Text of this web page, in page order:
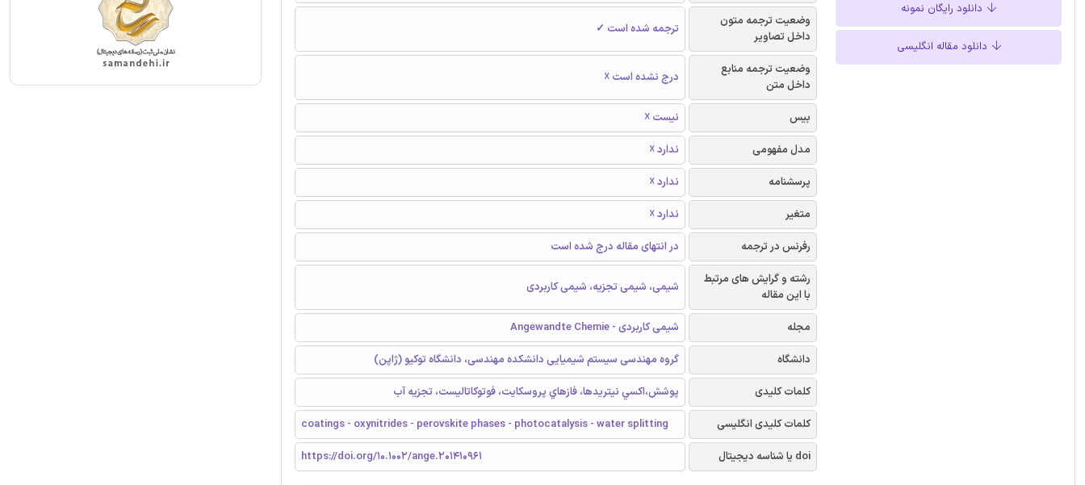
دانلود رایگان نمونه
دانلود مقاله انگلیسی
وضعیت ترجمه متون
داخل تصاویر
ترجمه شده است ✓
وضعیت ترجمه منابع
داخل متن
درج نشده است ☓
بیس
نیست ☓
مدل مفهومی
ندارد ☓
پرسشنامه
ندارد ☓
متغیر
ندارد ☓
رفرنس در ترجمه
در انتهای مقاله درج شده است
رشته و گرایش های مرتبط
با این مقاله
شیمی، شیمی تجزیه، شیمی کاربردی
مجله
شیمی کاربردی - Angewandte Chemie
دانشگاه
گروه مهندسی سیستم شیمیایی دانشکده مهندسی، دانشگاه توکیو (ژاپن)
کلمات کلیدی
پوشش،اكسي نيتريدها، فازهاي پروسکایت، فوتوکاتالیست، تجزیه آب
کلمات کلیدی انگلیسی
coatings - oxynitrides - perovskite phases - photocatalysis - water splitting
doi یا شناسه دیجیتال
https://doi.org/10.1002/ange.201410961